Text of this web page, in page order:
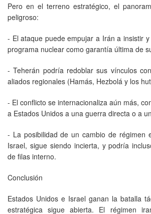
Pero en el terreno estratégico, el
peligroso:
- El ataque puede empujar a Irán a insistir
programa nuclear como garantía última de
- Teherán podría redoblar sus vínculos
aliados regionales (Hamás, Hezbolá y los
- El conflicto se internacionaliza aún más,
a Estados Unidos a una guerra directa o a
- La posibilidad de un cambio de régimen
Israel, sigue siendo incierta, y podría
de filas interno.
Conclusión
Estados Unidos e Israel ganan la batalla
estratégica sigue abierta. El régimen